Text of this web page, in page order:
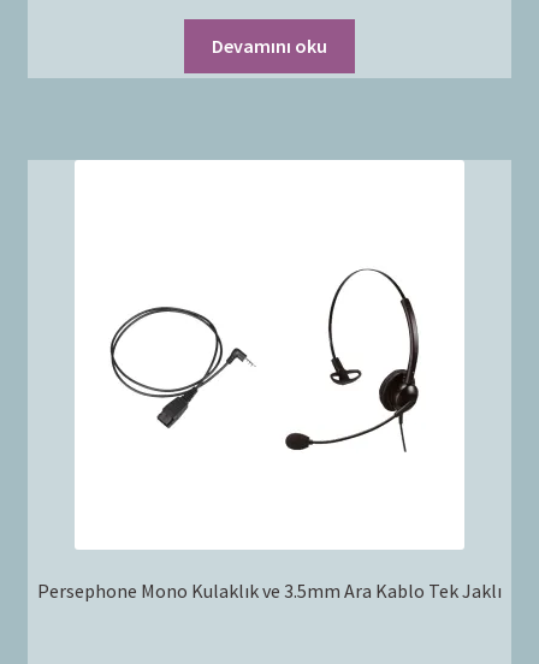
Devamını oku
Persephone Mono Kulaklık ve 3.5mm Ara Kablo Tek Jaklı